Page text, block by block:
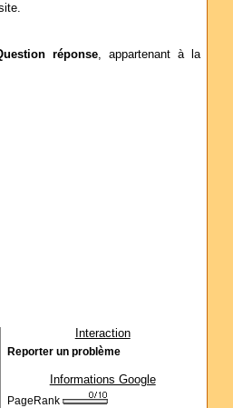
réponse, appartenant à la
Interaction
Reporter un problème
Informations Google
PageRank